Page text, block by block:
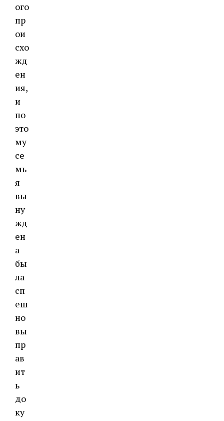
ого
пр
ои
схо
жд
ен
ия,
и
по
это
му
се
мь
я
вы
ну
жд
ен
а
бы
ла
сп
еш
но
вы
пр
ав
ит
ь
до
ку